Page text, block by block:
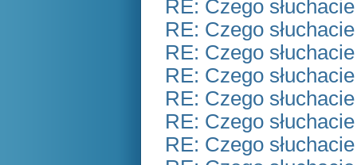
RE: Czego
RE: Czego
RE: Czego
RE: Czego
RE: Czego
RE: Czego
RE: Czego